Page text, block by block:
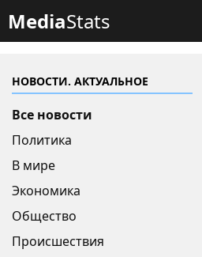
MediaStats
НОВОСТИ. АКТУАЛЬНОЕ
Все новости
Политика
В мире
Экономика
Общество
Происшествия